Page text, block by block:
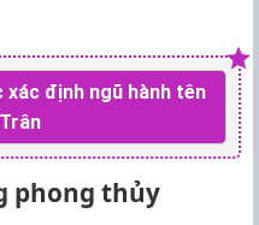
xác định ngũ hành tên
phong thủy